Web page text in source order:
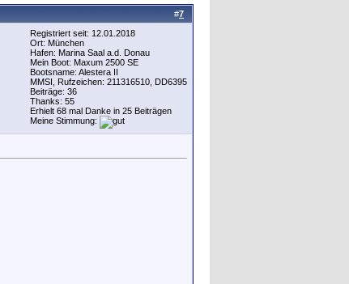
#7
Registriert seit: 12.01.2018
Ort: München
Hafen: Marina Saal a.d. Donau
Mein Boot: Maxum 2500 SE
Bootsname: Alestera II
MMSI, Rufzeichen: 211316510, DD6395
Beiträge: 36
Thanks: 55
Erhielt 68 mal Danke in 25 Beiträgen
Meine Stimmung: